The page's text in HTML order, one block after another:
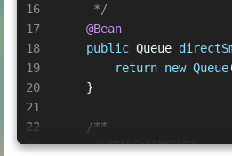
16
17
18
19
20
21
22
23
     */
@Bean
public Queue
return new Queue
    }
/**
     * 初始化邮箱队列